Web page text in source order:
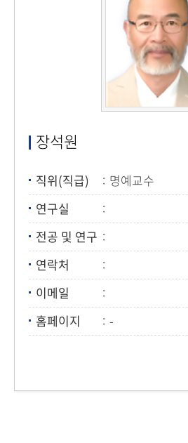
장석원
직위(직급)
명예교수
연구실
전공 및 연구
연락처
이메일
홈페이지
-